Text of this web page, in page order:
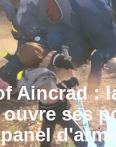
Aincrad :
ses